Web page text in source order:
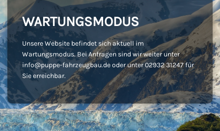
WARTUNGSMODUS
Unsere Website befindet sich aktuell im
Wartungsmodus. Bei Anfragen sind wir weiter unter
info@puppe-fahrzeugbau.de oder unter 02932 31247 für
Sie erreichbar.